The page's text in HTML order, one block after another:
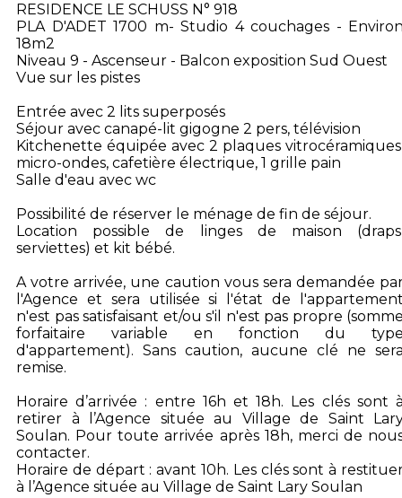
RESIDENCE LE SCHUSS N° 918
PLA D'ADET 1700 m- Studio 4 couchages -
18m2
Niveau 9 - Ascenseur - Balcon exposition Sud Ouest
Vue sur les pistes
Entrée avec 2 lits superposés
Séjour avec canapé-lit gigogne 2 pers, télévision
Kitchenette équipée avec 2 plaques
micro-ondes, cafetière électrique, 1 grille pain
Salle d'eau avec wc
Possibilité de réserver le ménage de fin de séjour.
Location possible de linges de maison
serviettes) et kit bébé.
A votre arrivée, une caution vous sera demandée
l'Agence et sera utilisée si l'état de
n'est pas satisfaisant et/ou s'il n'est pas propre
forfaitaire variable en fonction du
d'appartement). Sans caution, aucune clé ne
remise.
Horaire d’arrivée : entre 16h et 18h. Les clés sont
retirer à l’Agence située au Village de Saint
Soulan. Pour toute arrivée après 18h, merci de
contacter.
Horaire de départ : avant 10h. Les clés sont à
à l’Agence située au Village de Saint Lary Soulan